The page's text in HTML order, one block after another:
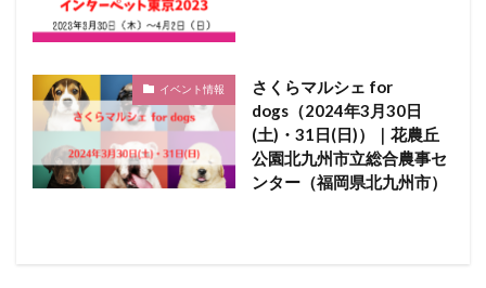
イベント情報
さくらマルシェ for
dogs（2024年3月30日
(土)・31日(日)）｜花農丘
公園北九州市立総合農事セ
ンター（福岡県北九州市）